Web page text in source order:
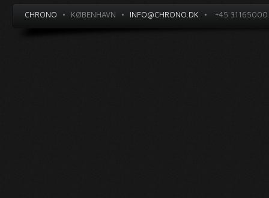
CHRONO • KØBENHAVN • INFO@CHRONO.DK • +45 31165000